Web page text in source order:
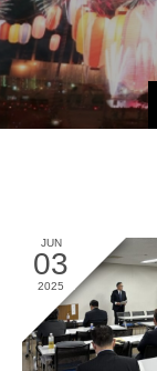
JUN
03
2025